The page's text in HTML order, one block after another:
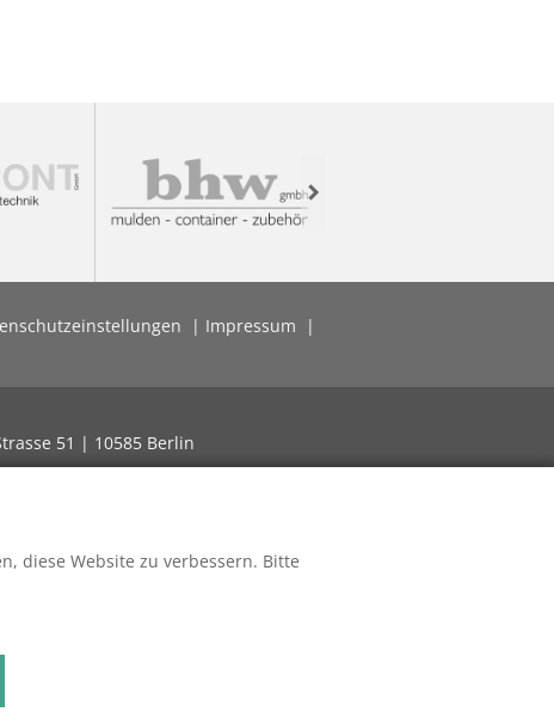
Next
Impressum
51 | 10585 Berlin
diese Website zu verbessern. Bitte